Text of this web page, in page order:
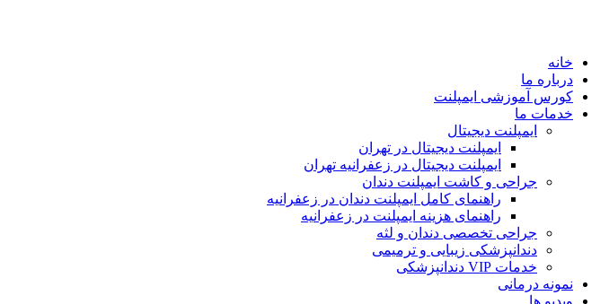
خانه
درباره ما
کورس آموزشی ایمپلنت
خدمات ما
ایمپلنت دیجیتال
ایمپلنت دیجیتال در تهران
ایمپلنت دیجیتال در زعفرانیه تهران
جراحی و کاشت ایمپلنت دندان
راهنمای کامل ایمپلنت دندان در زعفرانیه
راهنمای هزینه ایمپلنت در زعفرانیه
جراحی تخصصی دندان و لثه
دندانپزشکی زیبایی و ترمیمی
خدمات VIP دندانپزشکی
نمونه درمانی
ویدیو ها